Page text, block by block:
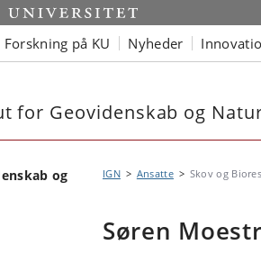
Forskning på KU Nyheder
for Geovidenskab og
og
IGN Ansatte Skov og
Søren